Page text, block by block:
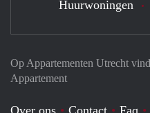
Op Appartementen Utrecht
Appartement
Over ons Contact Faq
Huurwoningen